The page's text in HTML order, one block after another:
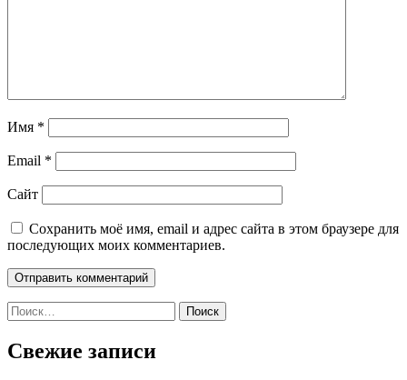
Имя *
Email *
Сайт
Сохранить моё имя, email и адрес сайта в этом браузере для
последующих моих комментариев.
Найти:
Свежие записи